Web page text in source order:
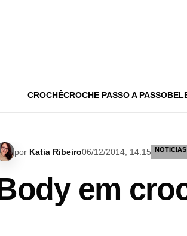
CROCHÊCROCHE PASSO A PASSO
por Katia Ribeiro06/12/2014, 14:15 NOTICIAS
em